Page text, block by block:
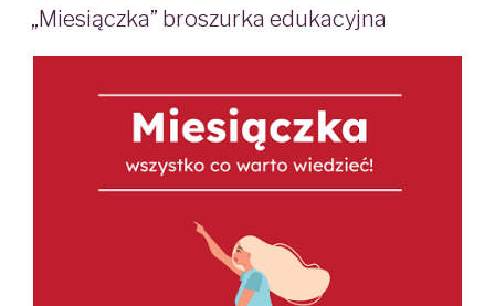
ON
„Miesiączka” broszurka edukacyjna